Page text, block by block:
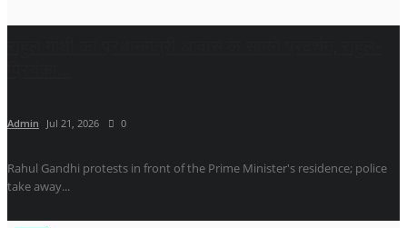
Admin Jul 21, 2026 0
Rahul Gandhi protests in front of the Prime Minister's residence; police
take away...